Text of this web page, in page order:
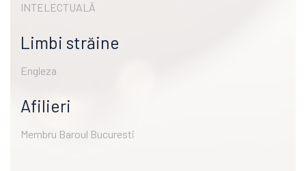
INTELECTUALĂ
Limbi străine
Engleza
Afilieri
Membru Baroul Bucuresti